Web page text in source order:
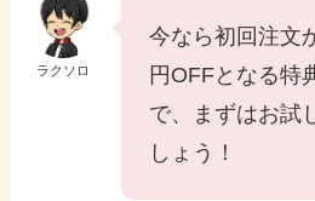
ラクソロ
今なら初回注文
円OFFとなる特
で、まずはお試
しょう！